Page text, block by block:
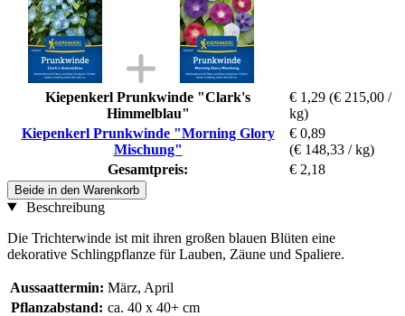
Kiepenkerl Prunkwinde "Clark's
Himmelblau"
€ 1,29 (€ 215,00 /
kg)
Kiepenkerl Prunkwinde "Morning Glory
Mischung"
€ 0,89
(€ 148,33 / kg)
Gesamtpreis:
€ 2,18
Beide in den Warenkorb
Beschreibung
Die Trichterwinde ist mit ihren großen blauen Blüten eine
dekorative Schlingpflanze für Lauben, Zäune und Spaliere.
Aussaattermin: März, April
Pflanzabstand: ca. 40 x 40+ cm